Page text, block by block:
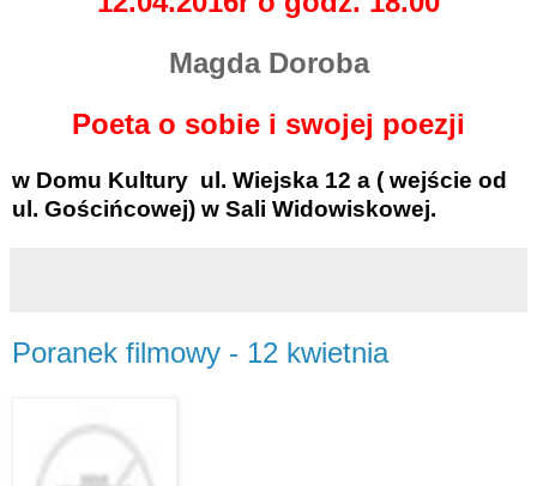
Magda Doroba
Poeta o sobie i swojej poezji
w Domu Kultury ul. Wiejska 12 a ( wejście od
ul. Gościńcowej) w Sali Widowiskowej.
Poranek filmowy - 12 kwietnia